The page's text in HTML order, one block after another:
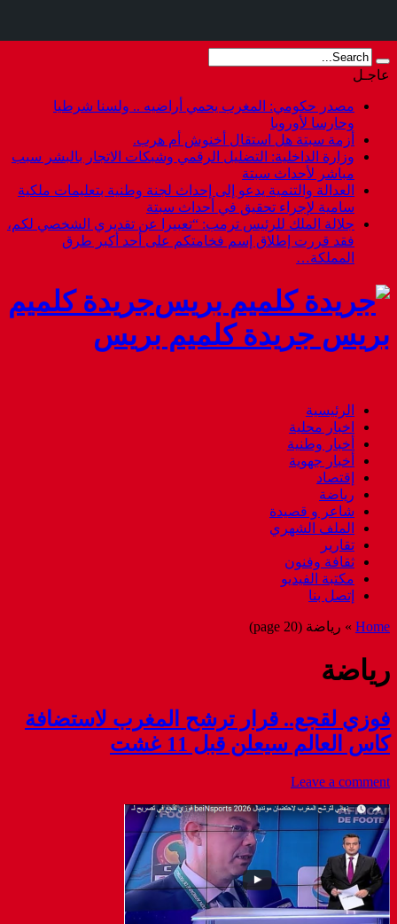
عاجـل
مصدر حكومي: المغرب يحمي أراضيه .. ولسنا شرطيا
وحارسا لأوروبا
أزمة سبتة هل استقال أخنوش أم هرب.
وزارة الداخلية: التضليل الرقمي وشبكات الاتجار بالبشر سبب
مباشر لأحداث سبتة
العدالة والتنمية يدعو إلى إحداث لجنة وطنية بتعليمات ملكية
سامية لإجراء تحقيق في أحداث سبتة
جلالة الملك للرئيس ترمب: “تعبيرا عن تقديري الشخصي لكم،
فقد قررت إطلاق إسم فخامتكم على أحد أكبر طرق
المملكة…
جريدة كلميم
بريس جريدة كلميم بريس
الرئيسية
اخبار محلية
أخبار وطنية
أخبار جهوية
إقتصاد
رياضة
شاعر و قصيدة
الملف الشهري
تقارير
ثقافة وفنون
مكتبة الفيديو
إتصل بنا
Home
» رياضة (page 20)
رياضة
فوزي لقجع.. قرار ترشح المغرب لاستضافة
كاس العالم سيعلن قبل 11 غشت
Leave a comment